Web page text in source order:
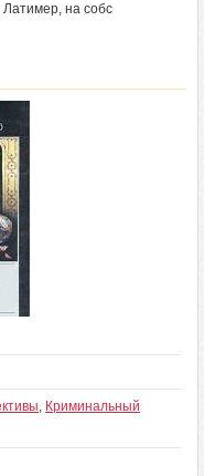
на собс
, Криминальный